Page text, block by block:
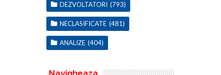
DEZVOLTATORI (793)
NECLASIFICATE (481)
ANALIZE (404)
Navigheaza